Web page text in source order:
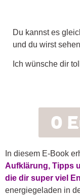
Du kannst es
und du wirst
Ich wünsche dir
0
In diesem E-Book
Aufklärung, Tipps
die dir super viel
energiegeladen in